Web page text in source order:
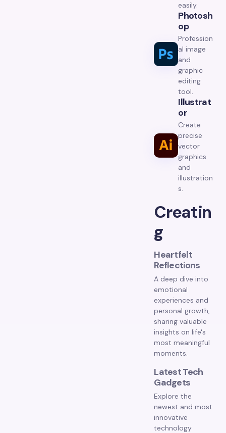
easily.
Photosh
Op
Profession
al image
and
graphic
editing
tool.
Illustrat
Or
Create
precise
vector
graphics
and
illustration
s.
Creatin
g
Heartfelt
Reflections
A deep dive into
emotional
experiences and
personal growth,
sharing valuable
insights on life's
most meaningful
moments.
Latest Tech
Gadgets
Explore the
newest and most
innovative
technology